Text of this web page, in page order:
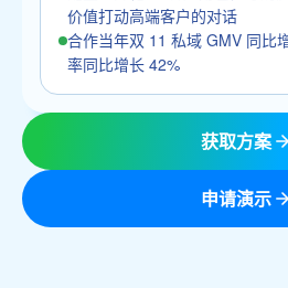
价值打动高端客户的对话
合作当年双 11 私域 GMV 同比
率同比增长 42%
获取方案
申请演示